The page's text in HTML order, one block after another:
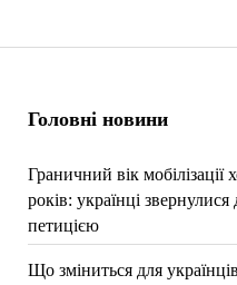
Головні новини
Граничний вік мобілізації
років: українці
петицією
Що зміниться для